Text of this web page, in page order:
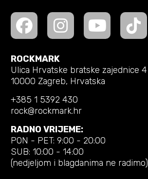
ROCKMARK
Ulica Hrvatske bratske zajednice 4
10000 Zagreb, Hrvatska
+385 1 5392 430
rock@rockmark.hr
RADNO VRIJEME:
PON - PET: 9:00 - 20:00
SUB: 10:00 - 14:00
(nedjeljom i blagdanima ne radimo)